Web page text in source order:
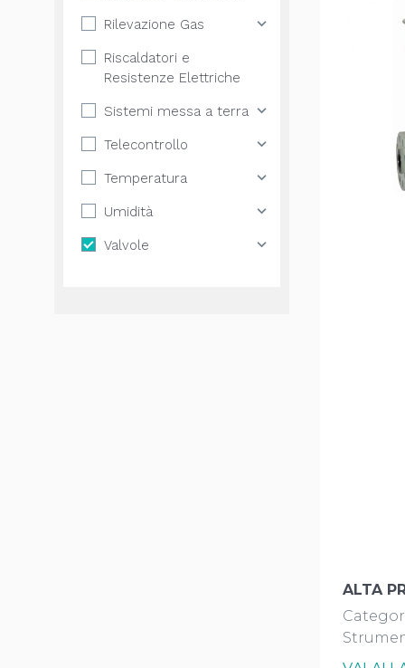
Rilevazione Gas
Riscaldatori e
Resistenze Elettriche
Sistemi messa a terra
Telecontrollo
Temperatura
Umidità
Valvole
ALTA